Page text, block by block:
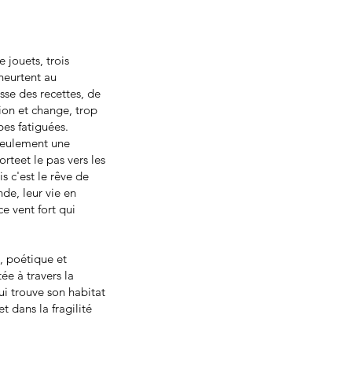
jouets, trois
au
des recettes, de
et change, trop
fatiguées.
une
le pas vers les
c'est le rêve de
leur vie en
vent fort qui
poétique et
à travers la
trouve son habitat
dans la fragilité